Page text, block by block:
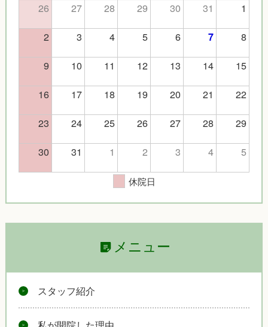
26 27 28 29 30 31
1
2
3 4 5 6 7
8
9
10 11 12 13 14
15
16
17 18 19 20 21
22
23
24 25 26 27 28
29
30
31 1 2 3 4 5
休院日
メニュー
スタッフ紹介